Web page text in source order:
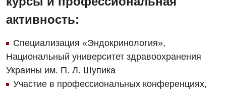
Отделение неотложных состояний
Оториноларингология
Офтальмологическое отделение
Педиатрическое отделение
активность:
Специализация «Эндокринология»,
Национальный университет здравоохранения
Украины им. П. Л. Шупика
Участие в профессиональных конференциях,